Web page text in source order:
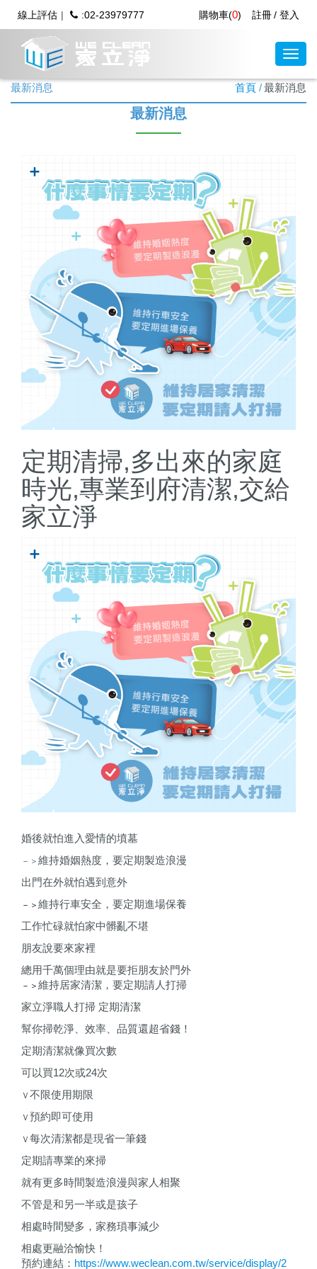
線上評估 :02-23979777 註冊 登入
購物車(0)
最新消息 首頁 最新消息
最新消息
定期清掃,多出來的家庭
時光,專業到府清潔,交給
家立淨
婚後就怕進入愛情的墳墓
－＞ 維持婚姻熱度， 要定期製造浪漫
出門在外就怕遇到意外
－＞ 維持行車安全， 要定期進場保養
工作忙碌就怕家中髒亂不堪
朋友說要來家裡
總用千萬個理由就是要拒朋友於門外
－＞ 維持居家清潔， 要定期請人打掃
家立淨職人打掃 定期清潔
幫你掃乾淨、效率、品質還超省錢 ！
定期清潔就像買次數
可以買12次或24次
Ｖ 不限使用期限
Ｖ 預約即可使用
Ｖ 每次清潔都是現省一筆錢
定期請專業的來掃
就有更多時間製造浪漫與家人相聚
不管是和另一半或是孩子
相處時間變多，家務瑣事減少
相處更融洽愉快 ！
預約連結： https://www.weclean.com.tw/service/display/2